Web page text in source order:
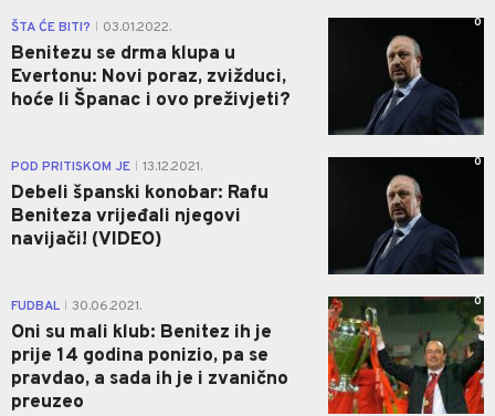
ŠTA ĆE BITI? 03.01.2022.
Benitezu se drma klupa u
Evertonu: Novi poraz, zvižduci,
hoće li Španac i ovo preživjeti?
0
POD PRITISKOM JE 13.12.2021.
Debeli španski konobar: Rafu
Beniteza vrijeđali njegovi
navijači! (VIDEO)
0
FUDBAL 30.06.2021.
Oni su mali klub: Benitez ih je
prije 14 godina ponizio, pa se
pravdao, a sada ih je i zvanično
preuzeo
0